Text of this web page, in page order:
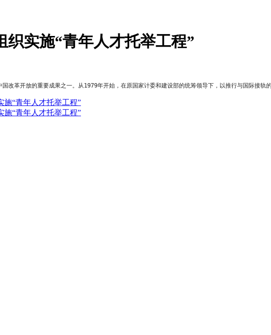
织实施“青年人才托举工程”
改革开放的重要成果之一。从1979年开始，在原国家计委和建设部的统筹领导下，以推行与国际接轨
施“青年人才托举工程”
施“青年人才托举工程”